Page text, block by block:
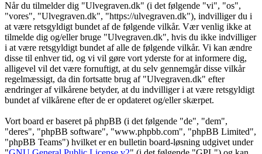
Når du tilmelder dig "Ulvegraven.dk" (i det følgende "vi", "os",
"vores", "Ulvegraven.dk", "https://ulvegraven.dk"), indvilliger du i
at være retsgyldigt bundet af de følgende vilkår. Vær venlig ikke at
tilmelde dig og/eller bruge "Ulvegraven.dk", hvis du ikke indvilliger
i at være retsgyldigt bundet af alle de følgende vilkår. Vi kan ændre
disse til enhver tid, og vi vil gøre vort yderste for at informere dig,
alligevel vil det være fornuftigt, at du selv gennemgår disse vilkår
regelmæssigt, da din fortsatte brug af "Ulvegraven.dk" efter
ændringer af vilkårene betyder, at du indvilliger i at være retsgyldigt
bundet af vilkårene efter de er opdateret og/eller skærpet.
Vort board er baseret på phpBB (i det følgende "de", "dem",
"deres", "phpBB software", "www.phpbb.com", "phpBB Limited",
"phpBB Teams") hvilket er en bulletin board-løsning udgivet under